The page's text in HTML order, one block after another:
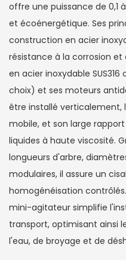
offre une puissance de 0,1
et écoénergétique. Ses
construction en acier
résistance à la corrosion
en acier inoxydable
choix) et ses moteurs
être installé
mobile, et son large
liquides à haute viscosité.
longueurs d'arbre,
modulaires, il assure un
homogénéisation
mini-agitateur simplifie
transport, optimisant ainsi
l'eau, de broyage et de